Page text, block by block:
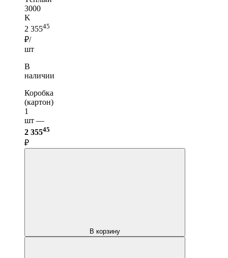
3000
K
2 35545
₽/
шт
В
наличии
Коробка
(картон)
1
шт —
2 35545
₽
В корзину